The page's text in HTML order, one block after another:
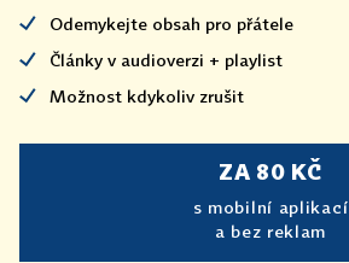
Odemykejte obsah pro přátele
Články v audioverzi + playlist
Možnost kdykoliv zrušit
ZA 80 KČ
s mobilní aplikací
a bez reklam